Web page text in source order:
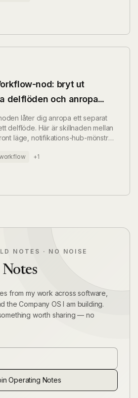
nod: bryt ut
delflöden och anropa
låter dig anropa ett separat
delflöde. Här är skillnaden mellan
läge, notifikations-hub-mönstret,
+1
NOTES · NO NOISE
from my work across software,
the Company OS I am building.
worth sharing — no
Operating Notes